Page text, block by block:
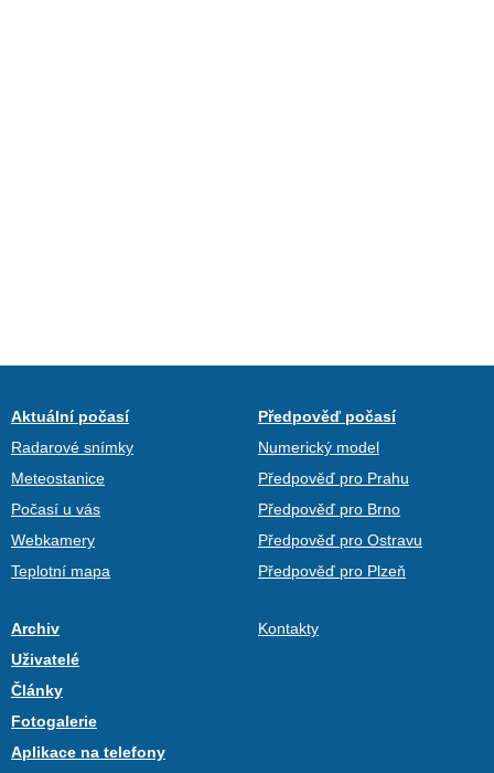
Aktuální počasí
Radarové snímky
Meteostanice
Počasí u vás
Webkamery
Teplotní mapa
Předpověď počasí
Numerický model
Předpověď pro Prahu
Předpověď pro Brno
Předpověď pro Ostravu
Předpověď pro Plzeň
Archiv
Uživatelé
Články
Fotogalerie
Aplikace na telefony
Kontakty